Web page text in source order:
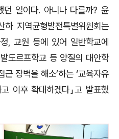
던 일이다. 아니나 다를까? 윤
지역균형발전특별위원회는
, 교원 등에 있어 일반학교에
도르프학교 등 양질의 대안학
장벽을 해소’하는 ‘교육자유
이후 확대하겠다」고 발표했